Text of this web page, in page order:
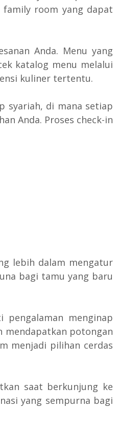
room yang dapat
Anda. Menu yang
katalog menu melalui
kuliner tertentu.
syariah, di mana setiap
Anda. Proses check-in
lebih dalam mengatur
bagi tamu yang baru
pengalaman menginap
mendapatkan potongan
menjadi pilihan cerdas
saat berkunjung ke
yang sempurna bagi